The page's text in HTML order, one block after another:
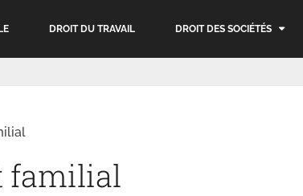
DROIT DU TRAVAIL DROIT DES SOCIÉTÉS
familial